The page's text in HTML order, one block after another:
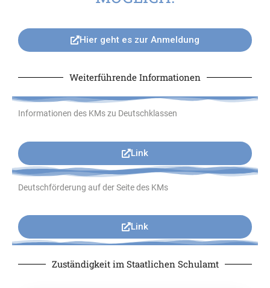
Hier geht es zur Anmeldung
Weiterführende Informationen
Informationen des KMs zu Deutschklassen
Link
Deutschförderung auf der Seite des KMs
Link
Zuständigkeit im Staatlichen Schulamt